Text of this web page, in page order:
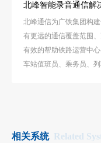
北峰为聚龙小镇物业
北峰为聚龙小镇物业安
的小区布局，整个通信
24小时响应住户的生活